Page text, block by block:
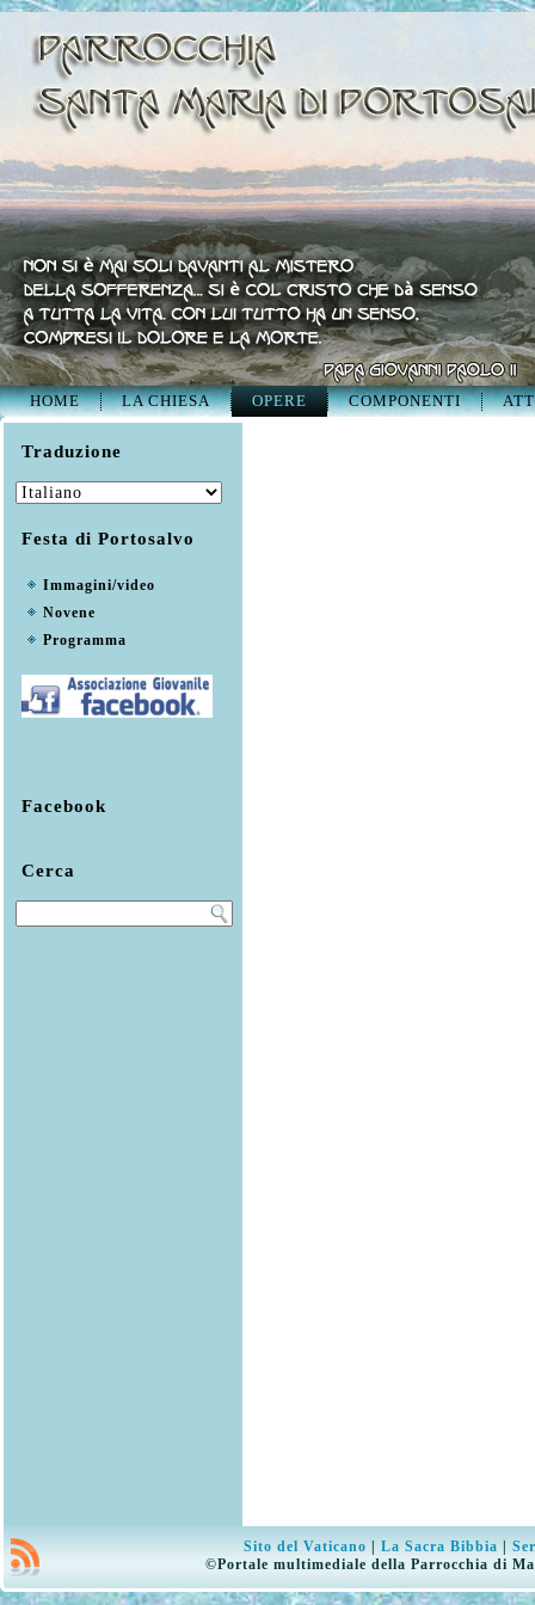
HOME LA CHIESA OPERE COMPONENTI
Traduzione
Festa di Portosalvo
Immagini/video
Novene
Programma
Facebook
Cerca
Sito del Vaticano La Sacra Bibbia
©Portale multimediale della Parrocchia di